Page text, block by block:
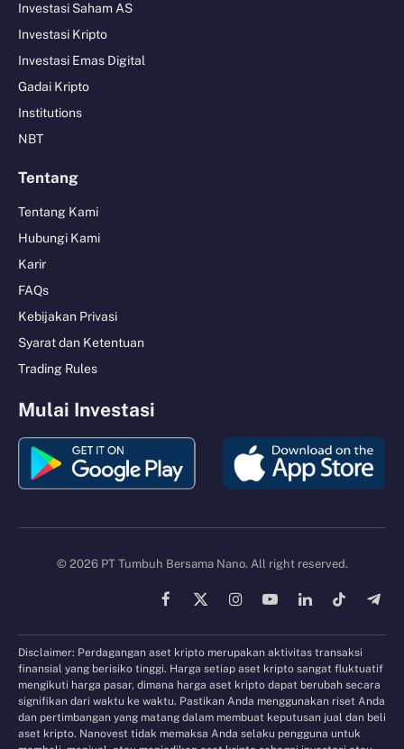
Investasi Saham AS
Investasi Kripto
Investasi Emas Digital
Gadai Kripto
Institutions
NBT
Tentang
Tentang Kami
Hubungi Kami
Karir
FAQs
Kebijakan Privasi
Syarat dan Ketentuan
Trading Rules
Mulai Investasi
© 2026 PT Tumbuh Bersama Nano. All right reserved.
Facebook
X
InstagramYouTubeLinkedInTikTok
Disclaimer: Perdagangan aset kripto merupakan aktivitas transaksi
finansial yang berisiko tinggi. Harga setiap aset kripto sangat fluktuatif
mengikuti harga pasar, dimana harga aset kripto dapat berubah secara
signifikan dari waktu ke waktu. Pastikan Anda menggunakan riset Anda
dan pertimbangan yang matang dalam membuat keputusan jual dan beli
aset kripto. Nanovest tidak memaksa Anda selaku pengguna untuk